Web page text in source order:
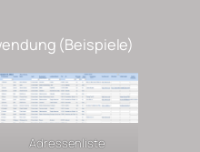
(Beispiele)
Adressenliste